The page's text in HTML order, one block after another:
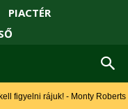
PIACTÉR
figyelni rájuk! - Monty Roberts